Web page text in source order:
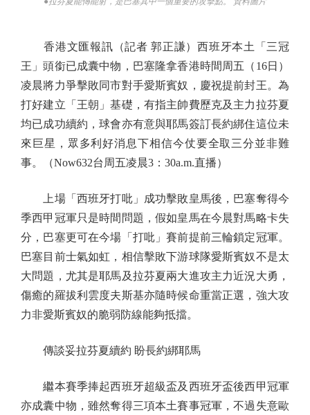
香港文匯報訊（記者 郭正謙）西班牙本土「三冠
王」頭銜已成囊中物，巴塞隆拿香港時間周五（16日）
凌晨將力爭擊敗同市對手愛斯賓奴，慶祝提前封王。為
打好建立「王朝」基礎，有指主帥費歷克及主力拉芬夏
均已成功續約，球會亦有意與耶馬簽訂長約綁住這位未
來巨星，眾多利好消息下相信今仗要全取三分並非難
事。（Now632台周五凌晨3：30a.m.直播）
上場「西班牙打吡」成功擊敗皇馬後，巴塞奪得今
季西甲冠軍只是時間問題，假如皇馬在今晨對馬略卡失
分，巴塞更可在今場「打吡」賽前提前三輪鎖定冠軍。
巴塞目前士氣如虹，相信擊敗下游球隊愛斯賓奴不是太
大問題，尤其是耶馬及拉芬夏兩大進攻主力近況大勇，
傷癒的羅拔利雲度夫斯基亦隨時候命重當正選，強大攻
力非愛斯賓奴的脆弱防線能夠抵擋。
傳談妥拉芬夏續約 盼長約綁耶馬
繼本賽季捧起西班牙超級盃及西班牙盃後西甲冠軍
亦成囊中物，雖然奪得三項本土賽事冠軍，不過失意歐